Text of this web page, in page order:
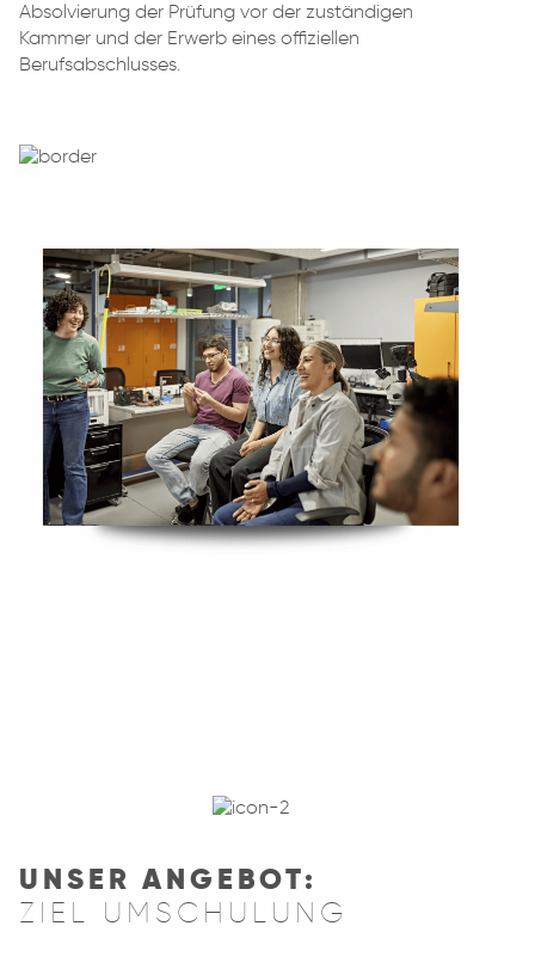
Absolvierung der Prüfung vor der zuständigen
Kammer und der Erwerb eines offiziellen
Berufsabschlusses.
UNSER ANGEBOT:
ZIEL UMSCHULUNG